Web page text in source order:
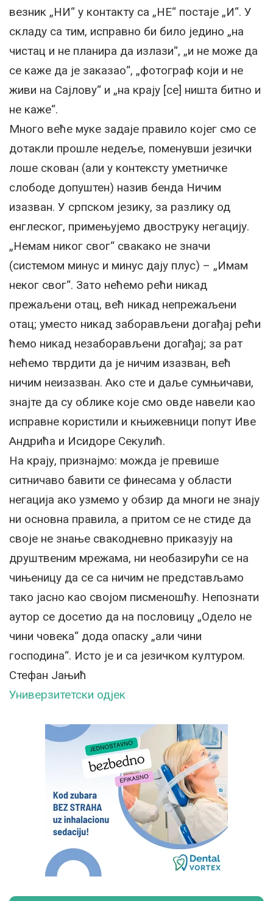
везник „НИ“ у контакту са „НЕ“ постаје „И“. У
складу са тим, исправно би било једино „на
чистац и не планира да излази“, „и не може да
се каже да је заказао“, „фотограф који и не
живи на Сајлову“ и „на крају [се] ништа битно и
не каже“.
Много веће муке задаје правило којег смо се
дотакли прошле недеље, поменувши језички
лоше скован (али у контексту уметничке
слободе допуштен) назив бенда Ничим
изазван. У српском језику, за разлику од
енглеског, примењујемо двоструку негацију.
„Немам никог свог“ свакако не значи
(системом минус и минус дају плус) – „Имам
неког свог“. Зато нећемо рећи никад
прежаљени отац, већ никад непрежаљени
отац; уместо никад заборављени догађај рећи
ћемо никад незаборављени догађај; за рат
нећемо тврдити да је ничим изазван, већ
ничим неизазван. Ако сте и даље сумњичави,
знајте да су облике које смо овде навели као
исправне користили и књижевници попут Иве
Андрића и Исидоре Секулић.
На крају, признајмо: можда је превише
ситничаво бавити се финесама у области
негација ако узмемо у обзир да многи не знају
ни основна правила, а притом се не стиде да
своје не знање свакодневно приказују на
друштвеним мрежама, ни необазирући се на
чињеницу да се са ничим не представљамо
тако јасно као својом писменошћу. Непознати
аутор се досетио да на пословицу „Одело не
чини човека“ дода опаску „али чини
господина“. Исто је и са језичком културом.
Стефан Јањић
Универзитетски одјек